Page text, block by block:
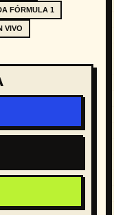
FÓRMULA 1
VIVO